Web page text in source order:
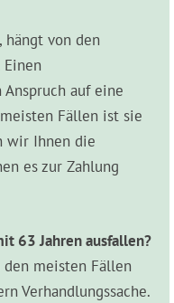
hängt von den
auf eine
Fällen ist sie
wir Ihnen die
es zur Zahlung
63 Jahren ausfallen?
meisten Fällen
Verhandlungssache.